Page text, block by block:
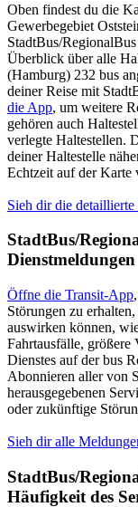
Oben findest du die
Gewerbegebiet
StadtBus/
Überblick über alle
(Hamburg) 232 bus
deiner Reise mit
die App, um weitere
gehören auch
verlegte Haltestellen.
deiner Haltestelle
Echtzeit auf der Karte
Sieh dir die detaillierte
StadtBus/
Dienstmeldungen
Öffne die Transit-App
Störungen zu
auswirken können,
Fahrtausfälle, größere
Dienstes auf der bus
Abonnieren aller von
herausgegebenen
oder zukünftige
Sieh dir alle
StadtBus/
Häufigkeit des